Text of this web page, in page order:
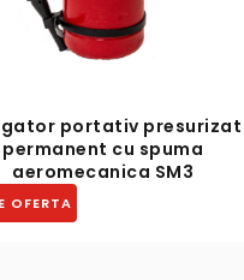
transportabil
permanent cu spuma
aeromecanica SM100
OFERTA